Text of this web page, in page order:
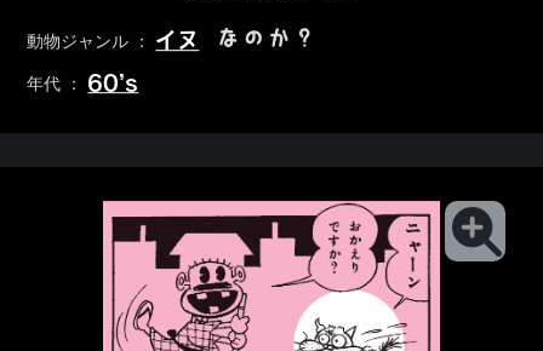
動物ジャンル ： イヌ なのか？
年代 ： 60’s